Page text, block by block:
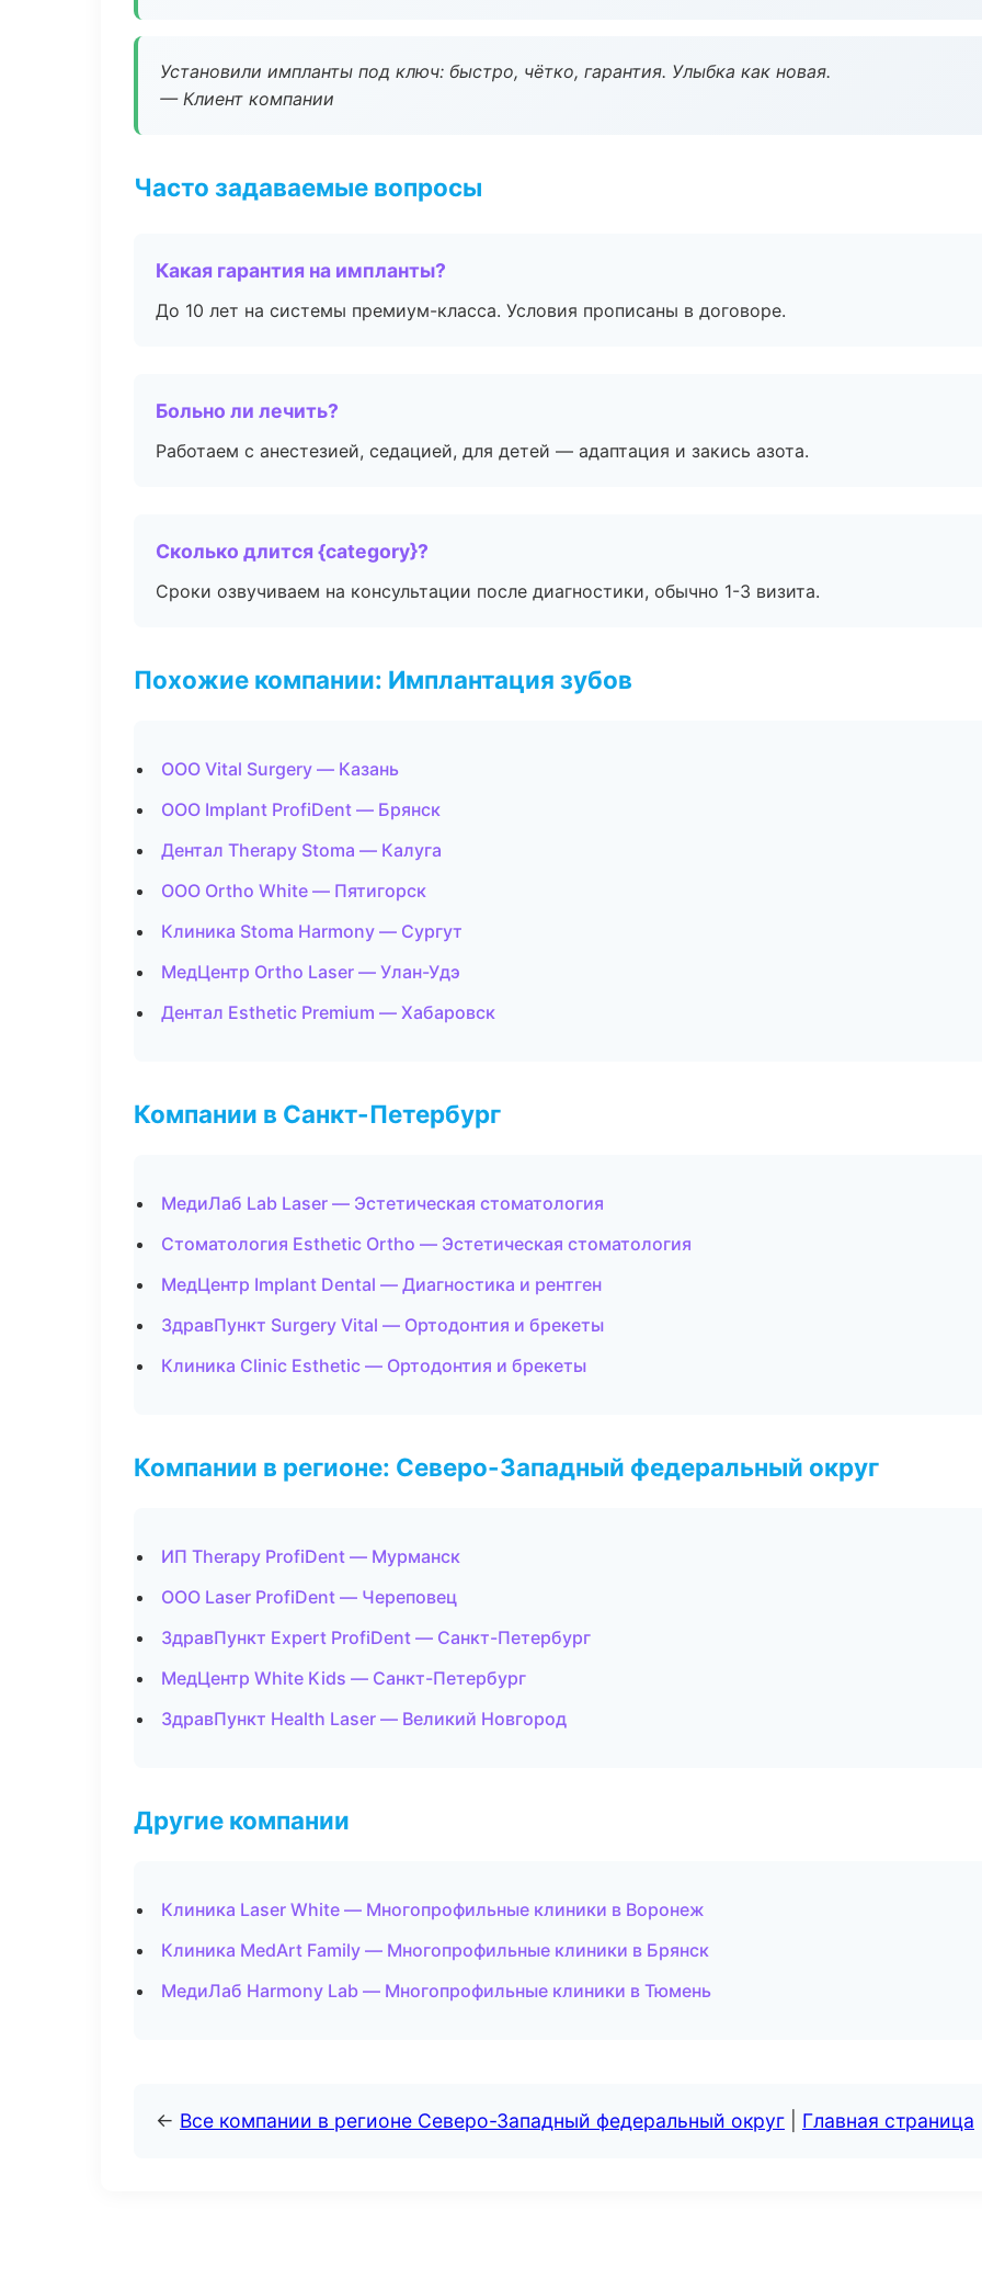
Установили импланты под ключ: быстро, чётко, гарантия. Улыбка как новая.
— Клиент компании
Часто задаваемые вопросы
Какая гарантия на импланты?
До 10 лет на системы премиум-класса. Условия прописаны в договоре.
Больно ли лечить?
Работаем с анестезией, седацией, для детей — адаптация и закись азота.
Сколько длится {category}?
Сроки озвучиваем на консультации после диагностики, обычно 1-3 визита.
Похожие компании: Имплантация зубов
ООО Vital Surgery — Казань
ООО Implant ProfiDent — Брянск
Дентал Therapy Stoma — Калуга
ООО Ortho White — Пятигорск
Клиника Stoma Harmony — Сургут
МедЦентр Ortho Laser — Улан-Удэ
Дентал Esthetic Premium — Хабаровск
Компании в Санкт-Петербург
МедиЛаб Lab Laser — Эстетическая стоматология
Стоматология Esthetic Ortho — Эстетическая стоматология
МедЦентр Implant Dental — Диагностика и рентген
ЗдравПункт Surgery Vital — Ортодонтия и брекеты
Клиника Clinic Esthetic — Ортодонтия и брекеты
Компании в регионе: Северо-Западный федеральный округ
ИП Therapy ProfiDent — Мурманск
ООО Laser ProfiDent — Череповец
ЗдравПункт Expert ProfiDent — Санкт-Петербург
МедЦентр White Kids — Санкт-Петербург
ЗдравПункт Health Laser — Великий Новгород
Другие компании
Клиника Laser White — Многопрофильные клиники в Воронеж
Клиника MedArt Family — Многопрофильные клиники в Брянск
МедиЛаб Harmony Lab — Многопрофильные клиники в Тюмень
← Все компании в регионе Северо-Западный федеральный округ Главная страница